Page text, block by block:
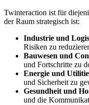
Twinteraction ist für
der Raum strategisch ist:
Industrie und
Risiken zu
Bauwesen und
und Fortschritte zu
Energie und
und Sicherheit zu
Gesundheit und
und die